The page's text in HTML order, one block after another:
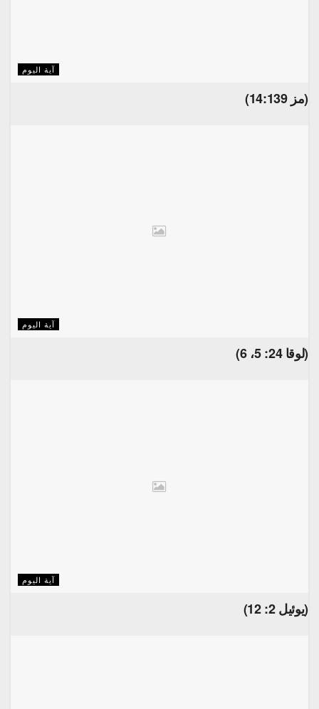
آية اليوم
(مز 14:139)
آية اليوم
(لوقا 24: 5، 6)
آية اليوم
(يوئيل 2: 12)